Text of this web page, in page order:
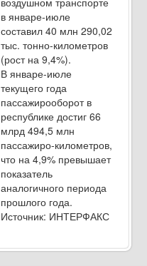
в январе-июле
составил 40 млн 290,02
тыс. тонно-километров
(рост на 9,4%).
В январе-июле
текущего года
пассажирооборот в
республике достиг 66
млрд 494,5 млн
пассажиро-километров,
что на 4,9% превышает
показатель
аналогичного периода
прошлого года.
Источник: ИНТЕРФАКС